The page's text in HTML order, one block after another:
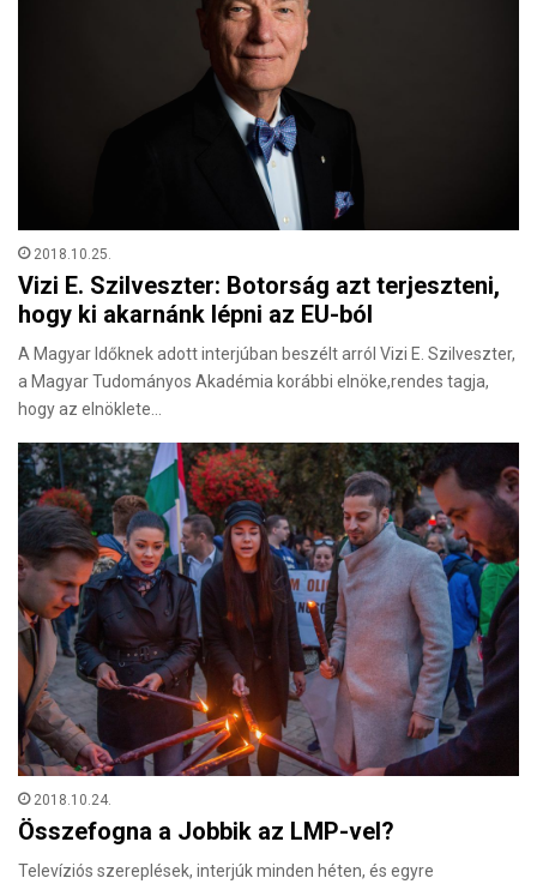
2018.10.25.
Vizi E. Szilveszter: Botorság azt terjeszteni,
hogy ki akarnánk lépni az EU-ból
A Magyar Időknek adott interjúban beszélt arról Vizi E. Szilveszter,
a Magyar Tudományos Akadémia korábbi elnöke,rendes tagja,
hogy az elnöklete…
2018.10.24.
Összefogna a Jobbik az LMP-vel?
Televíziós szereplések, interjúk minden héten, és egyre